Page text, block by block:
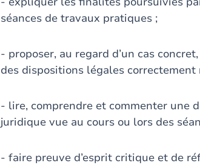
séances de travaux pratiques ;
- proposer, au regard d’un cas
des dispositions légales
- lire, comprendre et commenter une
juridique vue au cours ou lors des
- faire preuve d’esprit critique et de